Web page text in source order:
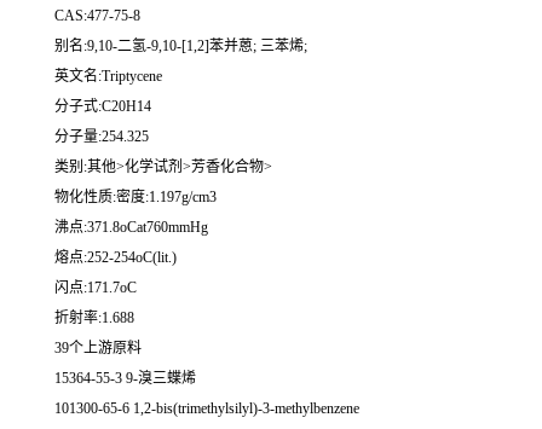
CAS:477-75-8
别名:9,10-二氢-9,10-[1,2]苯并蒽; 三苯烯;
英文名:Triptycene
分子式:C20H14
分子量:254.325
类别:其他>化学试剂>芳香化合物>
物化性质:密度:1.197g/cm3
沸点:371.8oCat760mmHg
熔点:252-254oC(lit.)
闪点:171.7oC
折射率:1.688
39个上游原料
15364-55-3 9-溴三蝶烯
101300-65-6 1,2-bis(trimethylsilyl)-3-methylbenzene